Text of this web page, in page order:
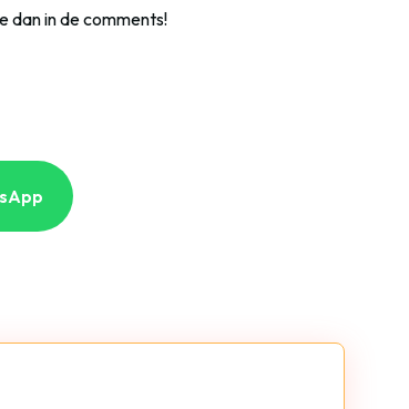
dan in de comments!